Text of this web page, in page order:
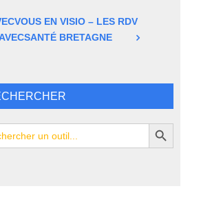
EN VISIO – LES RDV
BRETAGNE
Search Button